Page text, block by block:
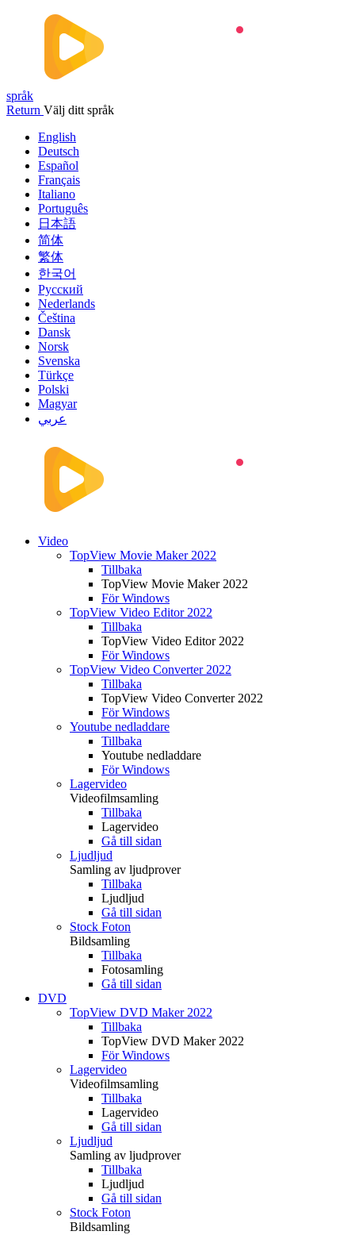
språk
Return Välj ditt språk
English
Deutsch
Español
Français
Italiano
Português
日本語
简体
繁体
한국어
Русский
Nederlands
Čeština
Dansk
Norsk
Svenska
Türkçe
Polski
Magyar
عربي
Video
TopView Movie Maker 2022
Tillbaka
TopView Movie Maker 2022
För Windows
TopView Video Editor 2022
Tillbaka
TopView Video Editor 2022
För Windows
TopView Video Converter 2022
Tillbaka
TopView Video Converter 2022
För Windows
Youtube nedladdare
Tillbaka
Youtube nedladdare
För Windows
Lagervideo
Videofilmsamling
Tillbaka
Lagervideo
Gå till sidan
Ljudljud
Samling av ljudprover
Tillbaka
Ljudljud
Gå till sidan
Stock Foton
Bildsamling
Tillbaka
Fotosamling
Gå till sidan
DVD
TopView DVD Maker 2022
Tillbaka
TopView DVD Maker 2022
För Windows
Lagervideo
Videofilmsamling
Tillbaka
Lagervideo
Gå till sidan
Ljudljud
Samling av ljudprover
Tillbaka
Ljudljud
Gå till sidan
Stock Foton
Bildsamling